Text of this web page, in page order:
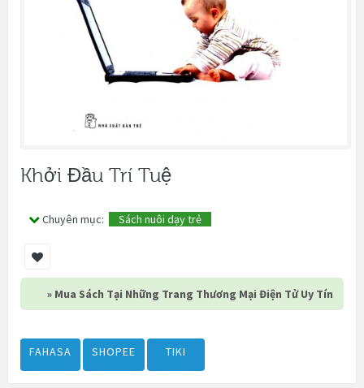
Khởi Đầu Trí Tuệ
Chuyên mục: Sách nuôi dạy trẻ
» Mua Sách Tại Những Trang Thương Mại Điện Tử Uy Tín
FAHASA SHOPEE TIKI